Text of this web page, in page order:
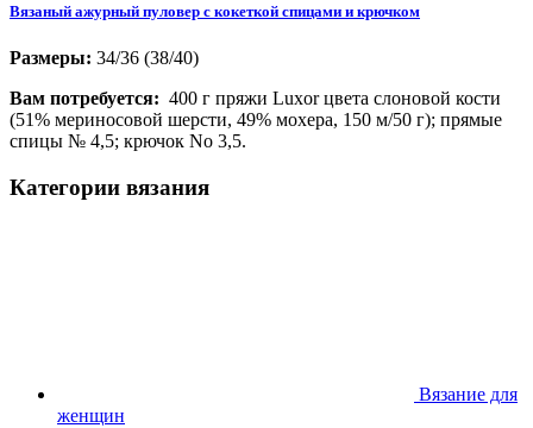
Вязаный ажурный пуловер с кокеткой спицами и крючком
Размеры: 34/36 (38/40)
Вам потребуется: 400 г пряжи Luxor цвета слоновой кости
(51% мериносовой шерсти, 49% мохера, 150 м/50 г); прямые
спицы № 4,5; крючок No 3,5.
Категории вязания
Вязание для
женщин